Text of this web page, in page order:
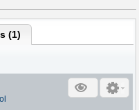
(1)